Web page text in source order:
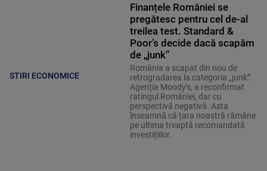
STIRI ECONOMICE
Finanțele României se
pregătesc pentru cel de-al
treilea test. Standard &
Poor’s decide dacă scapăm
de „junk”
România a scapat din nou de
retrogradarea la categoria „junk”.
Agenția Moody's, a reconfirmat
ratingul României, dar cu
perspectivă negativă. Asta
înseamnă că țara noastră rămâne
pe ultima treaptă recomandată
investițiilor.